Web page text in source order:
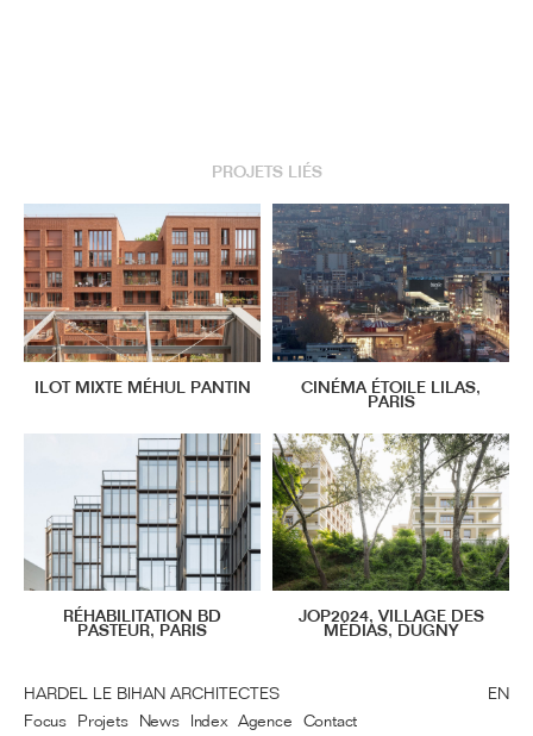
PROJETS LIÉS
ILOT MIXTE MÉHUL PANTIN CINÉMA ÉTOILE LILAS,
PARIS
RÉHABILITATION BD
PASTEUR, PARIS
JOP2024, VILLAGE DES
MÉDIAS, DUGNY
HARDEL LE BIHAN ARCHITECTES
Focus Projets News Index Agence Contact
EN